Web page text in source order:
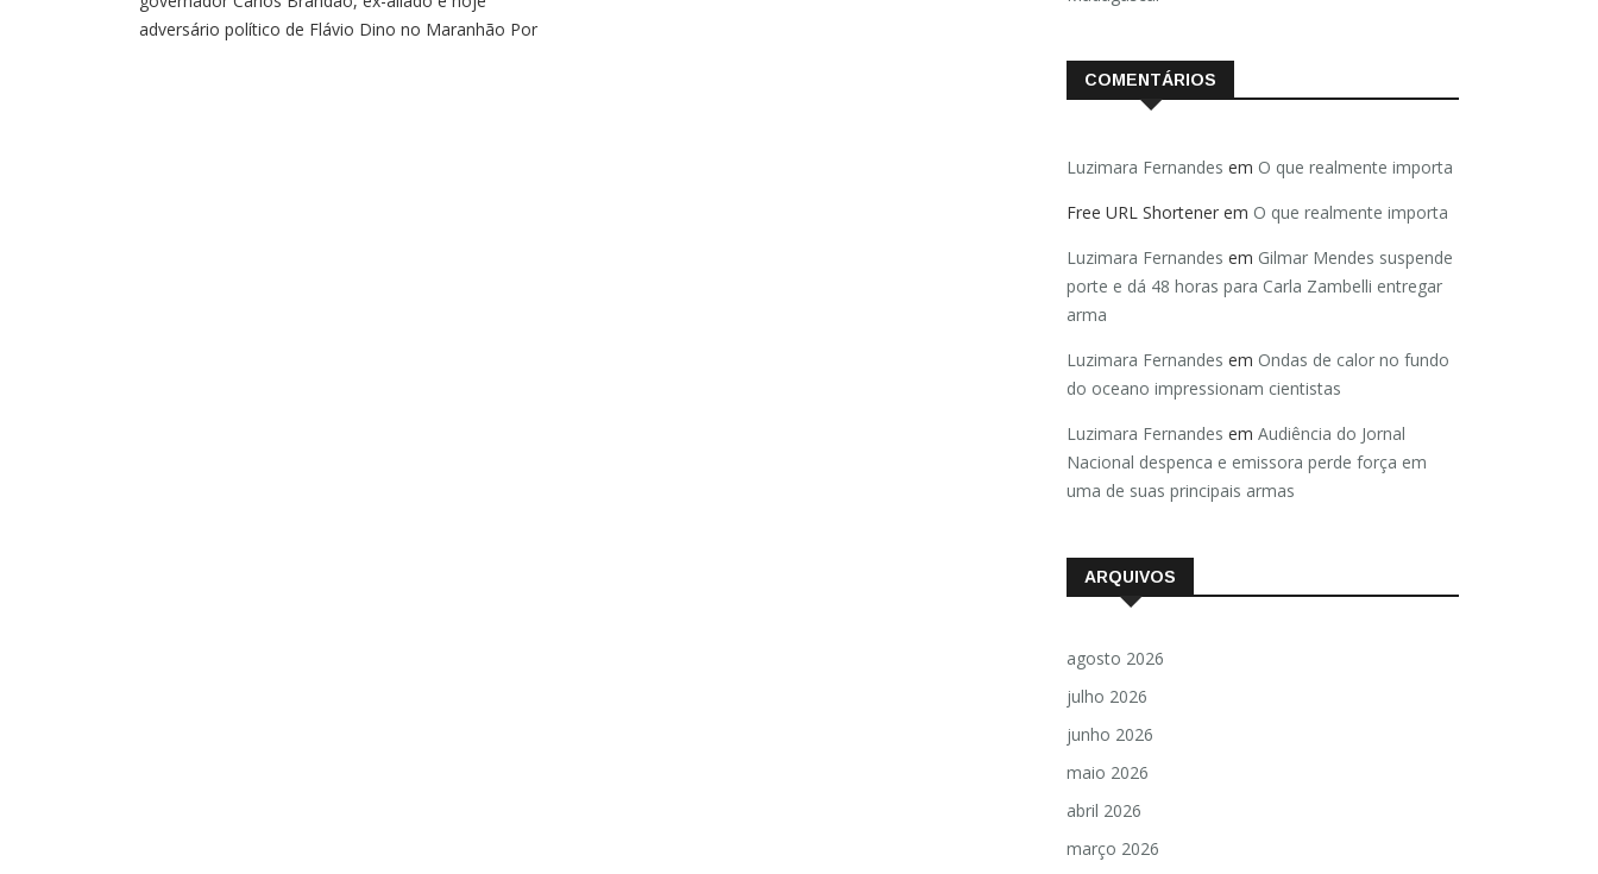
adversário político de Flávio Dino no Maranhão Por
COMENTÁRIOS
Luzimara Fernandes em O que realmente importa
Free URL Shortener em O que realmente importa
Luzimara Fernandes em Gilmar Mendes suspende
porte e dá 48 horas para Carla Zambelli entregar
arma
Luzimara Fernandes em Ondas de calor no fundo
do oceano impressionam cientistas
Luzimara Fernandes em Audiência do Jornal
Nacional despenca e emissora perde força em
uma de suas principais armas
ARQUIVOS
agosto 2026
julho 2026
junho 2026
maio 2026
abril 2026
março 2026